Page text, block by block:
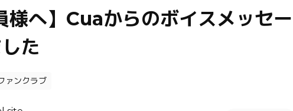
様へ】Cuaからのボイスメッセー
た
ァンクラブ